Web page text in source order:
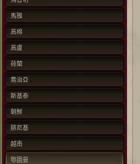
馬雅
高棉
高盧
荷蘭
喬治亞
斯基泰
朝鮮
腓尼基
越南
鄂圖曼